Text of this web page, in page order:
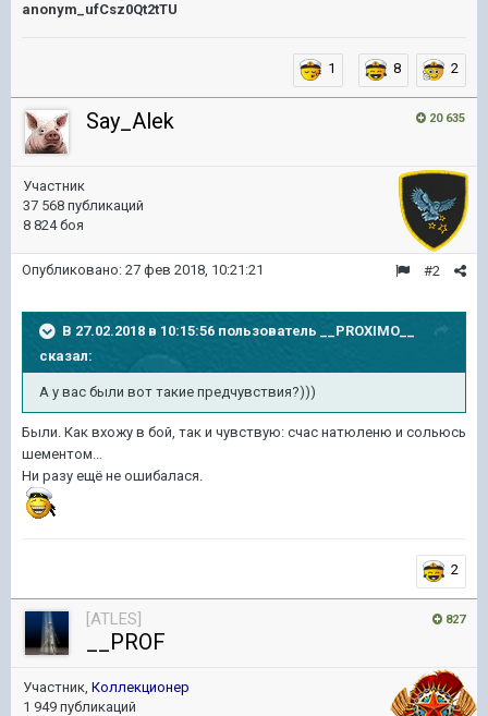
anonym_ufCsz0Qt2tTU
1 8 2
20 635
Say_Alek
Участник
37 568 публикаций
8 824 боя
#2
Опубликовано: 27 фев 2018, 10:21:21
В 27.02.2018 в 10:15:56 пользователь
__PROXIMO__
сказал:
А у вас были вот такие предчувствия?)))
Были. Как вхожу в бой, так и чувствую: счас натюленю и сольюсь
шементом...
Ни разу ещё не ошибалася.
2
827
[ATLES]
__PROF
Участник, Коллекционер
1 949 публикаций